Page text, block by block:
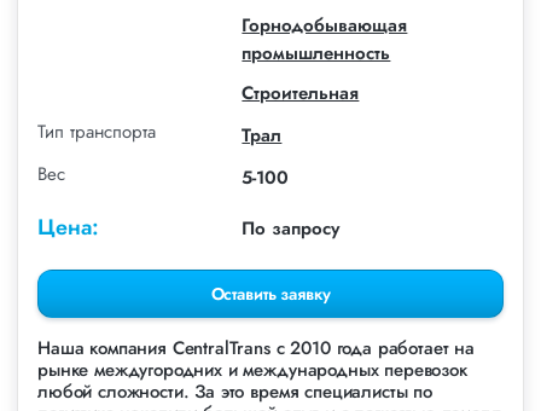
Горнодобывающая
промышленность
Строительная
Тип транспорта
Трал
Вес
5-100
Цена: По запросу
Оставить заявку
Наша компания СentralTrans с 2010 года работает на
рынке междугородних и международных перевозок
любой сложности. За это время специалисты по